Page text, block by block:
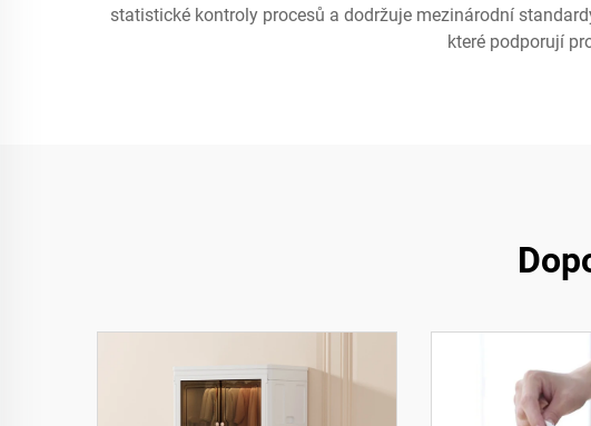
statistické kontroly procesů a dodržuje mezinárodní
které podporují